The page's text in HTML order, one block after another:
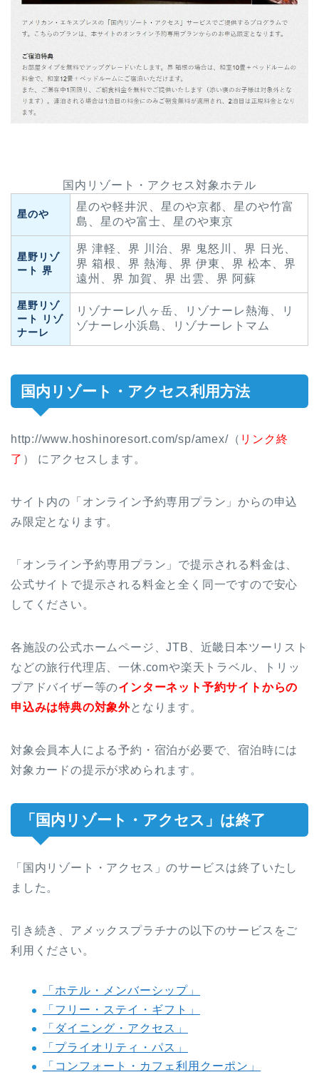
国内リゾート・アクセス対象ホテル
星のや
星のや軽井沢、星のや京都、星のや竹富
島、星のや富士、星のや東京
星野リゾ
ート 界
界 津軽、界 川治、界 鬼怒川、界 日光、
界 箱根、界 熱海、界 伊東、界 松本、界
遠州、界 加賀、界 出雲、界 阿蘇
星野リゾ
ート リゾ
ナーレ
リゾナーレ八ヶ岳、リゾナーレ熱海、リ
ゾナーレ小浜島、リゾナーレトマム
国内リゾート・アクセス利用方法
http://www.hoshinoresort.com/sp/amex/（ リンク終
了 ） にアクセスします。
サイト内の「オンライン予約専用プラン」からの申込
み限定となります。
「オンライン予約専用プラン」で提示される料金は、
公式サイトで提示される料金と全く同一ですので安心
してください。
各施設の公式ホームページ、JTB、近畿日本ツーリスト
などの旅行代理店、一休.comや楽天トラベル、トリッ
プアドバイザー等のインターネット予約サイトからの
申込みは特典の対象外となります。
対象会員本人による予約・宿泊が必要で、宿泊時には
対象カードの提示が求められます。
「国内リゾート・アクセス」は終了
「国内リゾート・アクセス」のサービスは終了いたし
ました。
引き続き、アメックスプラチナの以下のサービスをご
利用ください。
「ホテル・メンバーシップ」
「フリー・ステイ・ギフト」
「ダイニング・アクセス」
「プライオリティ・パス」
「コンフォート・カフェ利用クーポン」